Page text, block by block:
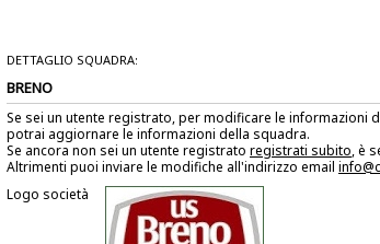
DETTAGLIO SQUADRA:
BRENO
Se sei un utente registrato, per modificare le informazioni
potrai aggiornare le informazioni della squadra.
Se ancora non sei un utente registrato registrati subito, è
Altrimenti puoi inviare le modifiche all'indirizzo email
Logo società